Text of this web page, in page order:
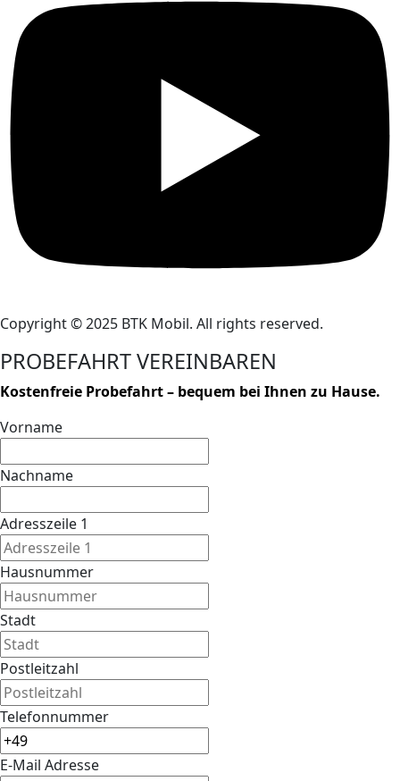
Copyright © 2025 BTK Mobil. All rights reserved.
PROBEFAHRT VEREINBAREN
Kostenfreie Probefahrt – bequem bei Ihnen zu Hause.
Vorname
Nachname
Adresszeile 1
Hausnummer
Stadt
Postleitzahl
Telefonnummer
E-Mail Adresse